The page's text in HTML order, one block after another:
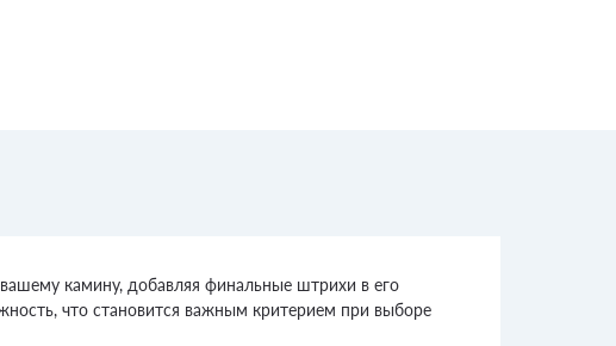
камину, добавляя финальные штрихи в его
что становится важным критерием при выборе